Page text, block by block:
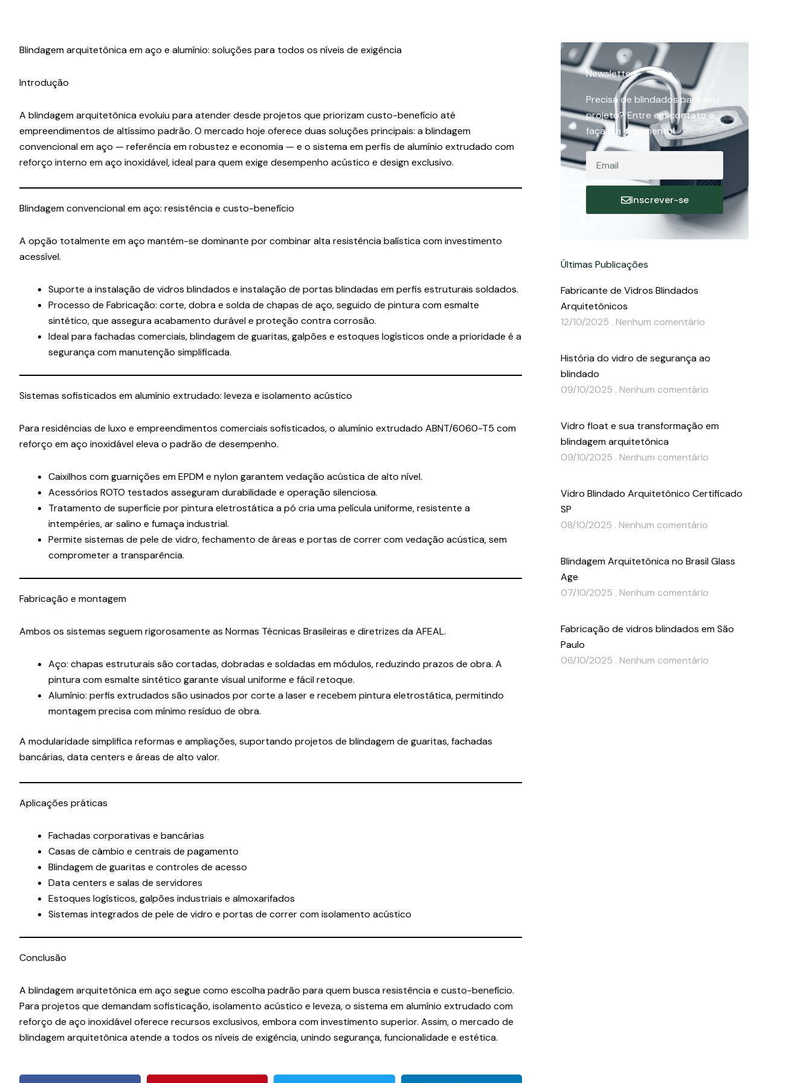
Blindagem arquitetônica em aço e alumínio: soluções para todos os níveis de exigência
Introdução
A blindagem arquitetônica evoluiu para atender desde projetos que priorizam custo-benefício até
empreendimentos de altíssimo padrão. O mercado hoje oferece duas soluções principais: a blindagem
convencional em aço — referência em robustez e economia — e o sistema em perfis de alumínio extrudado com
reforço interno em aço inoxidável, ideal para quem exige desempenho acústico e design exclusivo.
Blindagem convencional em aço: resistência e custo-benefício
A opção totalmente em aço mantém-se dominante por combinar alta resistência balística com investimento
acessível.
Suporte a instalação de vidros blindados e instalação de portas blindadas em perfis estruturais soldados.
Processo de Fabricação: corte, dobra e solda de chapas de aço, seguido de pintura com esmalte
sintético, que assegura acabamento durável e proteção contra corrosão.
Ideal para fachadas comerciais, blindagem de guaritas, galpões e estoques logísticos onde a prioridade é a
segurança com manutenção simplificada.
Sistemas sofisticados em alumínio extrudado: leveza e isolamento acústico
Para residências de luxo e empreendimentos comerciais sofisticados, o alumínio extrudado ABNT/6060-T5 com
reforço em aço inoxidável eleva o padrão de desempenho.
Caixilhos com guarnições em EPDM e nylon garantem vedação acústica de alto nível.
Acessórios ROTO testados asseguram durabilidade e operação silenciosa.
Tratamento de superfície por pintura eletrostática a pó cria uma película uniforme, resistente a
intempéries, ar salino e fumaça industrial.
Permite sistemas de pele de vidro, fechamento de áreas e portas de correr com vedação acústica, sem
comprometer a transparência.
Fabricação e montagem
Ambos os sistemas seguem rigorosamente as Normas Técnicas Brasileiras e diretrizes da AFEAL.
Aço: chapas estruturais são cortadas, dobradas e soldadas em módulos, reduzindo prazos de obra. A
pintura com esmalte sintético garante visual uniforme e fácil retoque.
Alumínio: perfis extrudados são usinados por corte a laser e recebem pintura eletrostática, permitindo
montagem precisa com mínimo resíduo de obra.
A modularidade simplifica reformas e ampliações, suportando projetos de blindagem de guaritas, fachadas
bancárias, data centers e áreas de alto valor.
Aplicações práticas
Fachadas corporativas e bancárias
Casas de câmbio e centrais de pagamento
Blindagem de guaritas e controles de acesso
Data centers e salas de servidores
Estoques logísticos, galpões industriais e almoxarifados
Sistemas integrados de pele de vidro e portas de correr com isolamento acústico
Conclusão
A blindagem arquitetônica em aço segue como escolha padrão para quem busca resistência e custo-benefício.
Para projetos que demandam sofisticação, isolamento acústico e leveza, o sistema em alumínio extrudado com
reforço de aço inoxidável oferece recursos exclusivos, embora com investimento superior. Assim, o mercado de
blindagem arquitetônica atende a todos os níveis de exigência, unindo segurança, funcionalidade e estética.
Newsletter
Precisa de blindados para seu
projeto? Entre em contato e
faça um orçamento!
Email
Inscrever-se
Últimas Publicações
Fabricante de Vidros Blindados
Arquitetônicos
12/10/2025
Nenhum comentário
História do vidro de segurança ao
blindado
09/10/2025
Nenhum comentário
Vidro float e sua transformação em
blindagem arquitetônica
09/10/2025
Nenhum comentário
Vidro Blindado Arquitetônico Certificado
SP
08/10/2025
Nenhum comentário
Blindagem Arquitetônica no Brasil Glass
Age
07/10/2025
Nenhum comentário
Fabricação de vidros blindados em São
Paulo
06/10/2025
Nenhum comentário